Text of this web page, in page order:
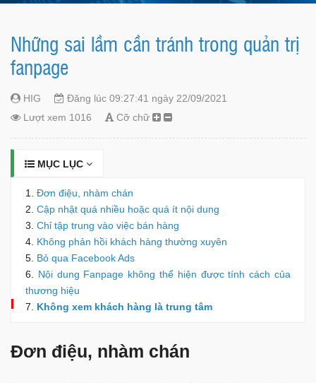
Những sai lầm cần tránh trong quản trị
fanpage
HIG
Đăng lúc 09:27:41 ngày 22/09/2021
Lượt xem 1016
Cỡ chữ
MỤC LỤC
Đơn điệu, nhàm chán
Cập nhật quá nhiều hoặc quá ít nội dung
Chỉ tập trung vào việc bán hàng
Không phản hồi khách hàng thường xuyên
Bỏ qua Facebook Ads
Nội dung Fanpage không thể hiện được tính cách của
thương hiệu
Không xem khách hàng là trung tâm
Đơn điệu, nhàm chán